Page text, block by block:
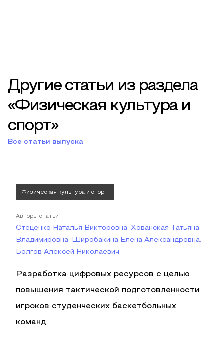
Другие статьи из раздела
«Физическая культура и
спорт»
Все статьи выпуска
Физическая культура и спорт
Авторы статьи
Стеценко Наталья Викторовна, Хованская Татьяна
Владимировна, Широбакина Елена Александровна,
Болгов Алексей Николаевич
Разработка цифровых ресурсов с целью
повышения тактической подготовленности
игроков студенческих баскетбольных
команд